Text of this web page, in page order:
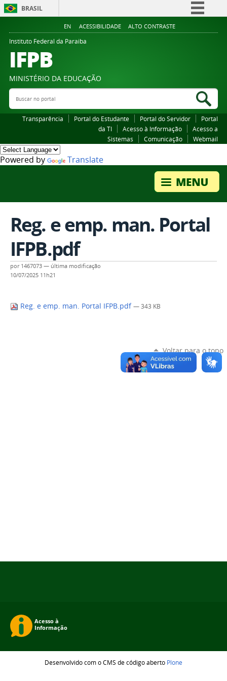
BRASIL
Simplifique!
Legislação
EN ACESSIBILIDADE ALTO CONTRASTE
Instituto Federal da Paraiba
IFPB
MINISTÉRIO DA EDUCAÇÃO
Buscar no portal
Transparência Portal do Estudante Portal do Servidor
Portal
da TI
Acesso à Informação
Acesso a
Sistemas
Comunicação Webmail
Powered by Translate
Reg. e emp. man. Portal
IFPB.pdf
por 1467073 — última modificação
10/07/2025 11h21
Reg. e emp. man. Portal IFPB.pdf — 343 KB
Voltar para o topo
Desenvolvido com o CMS de código aberto Plone